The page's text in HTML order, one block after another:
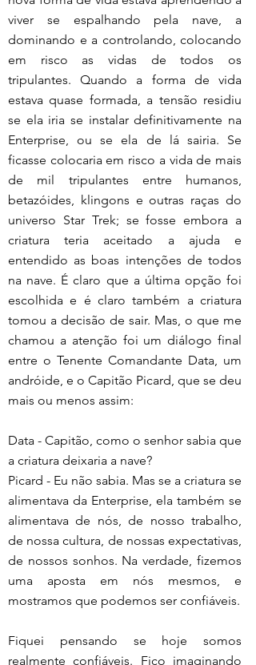
viver se espalhando pela nave, a
dominando e a controlando, colocando
em risco as vidas de todos os
tripulantes. Quando a forma de vida
estava quase formada, a tensão residiu
se ela iria se instalar definitivamente na
Enterprise, ou se ela de lá sairia. Se
ficasse colocaria em risco a vida de mais
de mil tripulantes entre humanos,
betazóides, klingons e outras raças do
universo Star Trek; se fosse embora a
criatura teria aceitado a ajuda e
entendido as boas intenções de todos
na nave. É claro que a última opção foi
escolhida e é claro também a criatura
tomou a decisão de sair. Mas, o que me
chamou a atenção foi um diálogo final
entre o Tenente Comandante Data, um
andróide, e o Capitão Picard, que se deu
mais ou menos assim:
Data - Capitão, como o senhor sabia que
a criatura deixaria a nave?
Picard - Eu não sabia. Mas se a criatura se
alimentava da Enterprise, ela também se
alimentava de nós, de nosso trabalho,
de nossa cultura, de nossas expectativas,
de nossos sonhos. Na verdade, fizemos
uma aposta em nós mesmos, e
mostramos que podemos ser confiáveis.
Fiquei pensando se hoje somos
realmente confiáveis. Fico imaginando